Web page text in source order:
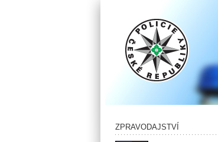
ZPRAVODAJSTVÍ